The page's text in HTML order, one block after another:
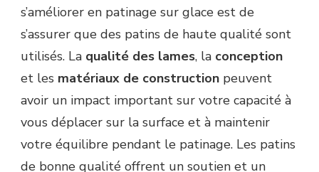
s’améliorer en patinage sur glace est de
s’assurer que des patins de haute qualité sont
utilisés. La qualité des lames, la conception
et les matériaux de construction peuvent
avoir un impact important sur votre capacité à
vous déplacer sur la surface et à maintenir
votre équilibre pendant le patinage. Les patins
de bonne qualité offrent un soutien et un